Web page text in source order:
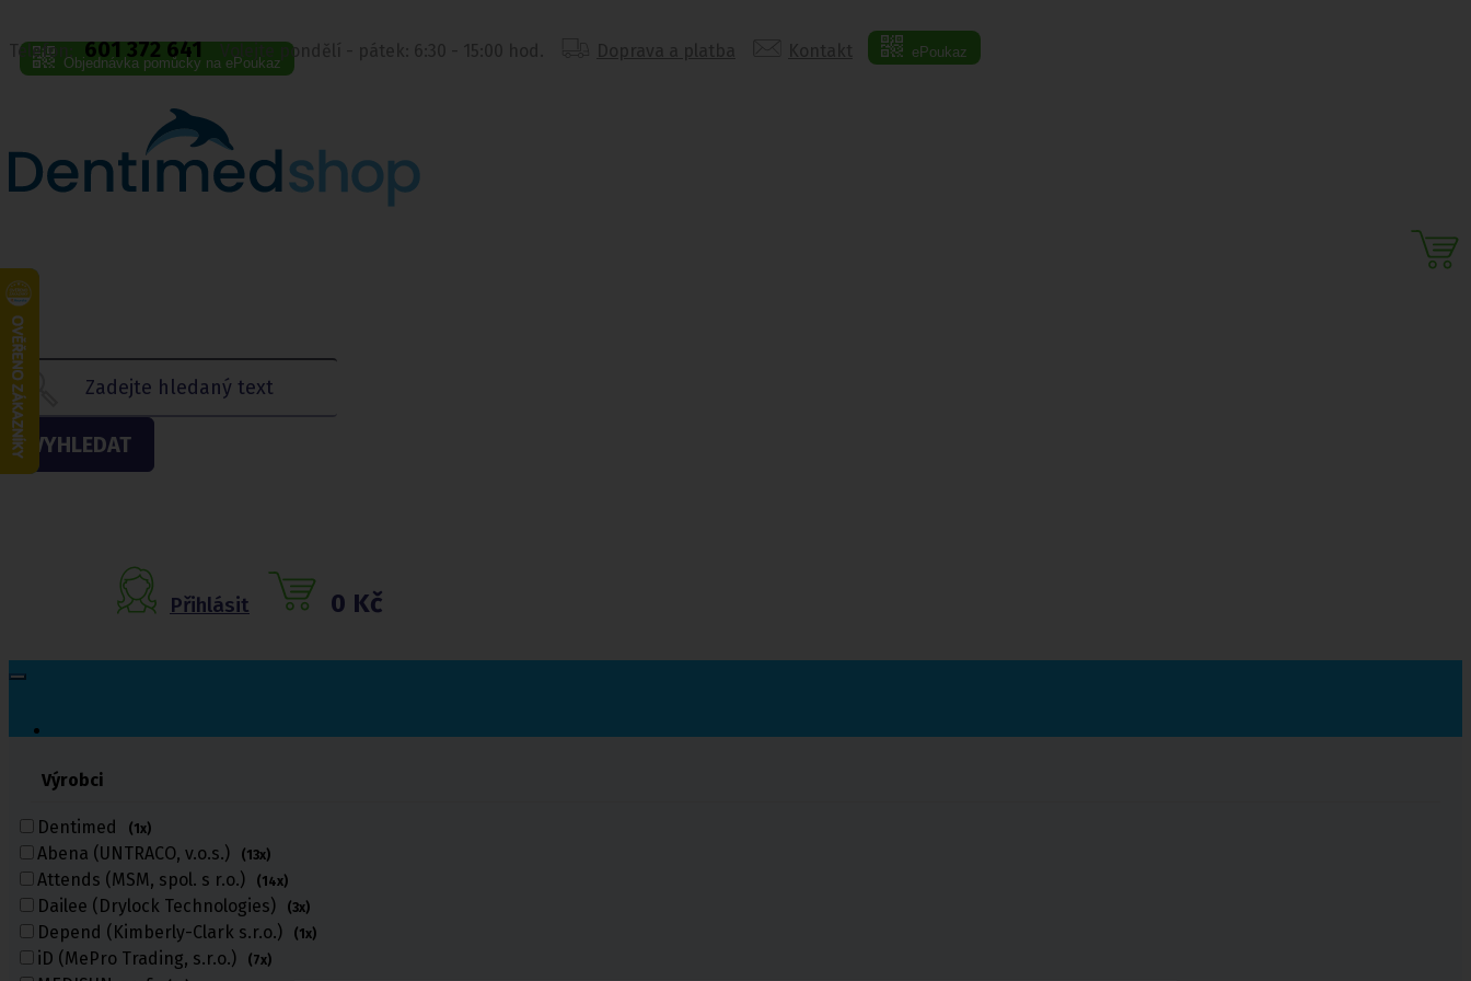
Telefon: 601 372 641 Volejte pondělí - pátek: 6:30 - 15:00 hod. ePoukaz
Objednávka pomůcky na ePoukaz
VYHLEDAT
Přihlásit 0 Kč
pomůcky
Inkontinenční kalhotky
Inkontinenční vložky
Inkontinenční plavky
Inkontinenční podložky
Inkontinenční pleny
Fixační kalhotky a body
Výrobci
Dentimed (1x)
Abena (UNTRACO, v.o.s.) (13x)
Attends (MSM, spol. s r.o.) (14x)
Dailee (Drylock Technologies) (3x)
Depend (Kimberly-Clark s.r.o.) (1x)
iD (MePro Trading, s.r.o.) (7x)